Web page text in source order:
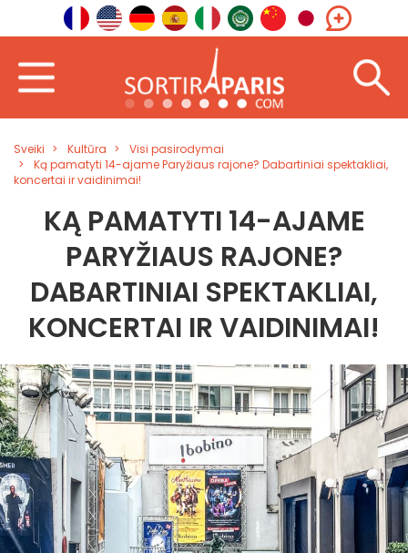
Sveiki Kultūra
Visi pasirodymai
Ką pamatyti 14-ajame Paryžiaus rajone? Dabartiniai spektakliai,
koncertai ir vaidinimai!
KĄ PAMATYTI 14-AJAME
PARYŽIAUS RAJONE?
DABARTINIAI SPEKTAKLIAI,
KONCERTAI IR VAIDINIMAI!